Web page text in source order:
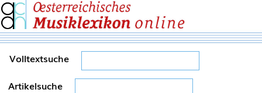
Volltextsuche
Artikelsuche